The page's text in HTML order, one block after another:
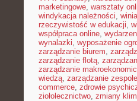
marketingowe, warsztaty
windykacja należności,
rzeczywistość w edukacji,
współpraca online,
wynalazki, wyposażenie
zarządzanie biurem,
zarządzanie flotą,
zarządzanie
wiedzą, zarządzanie
commerce, zdrowie
ziołolecznictwo, zmiany